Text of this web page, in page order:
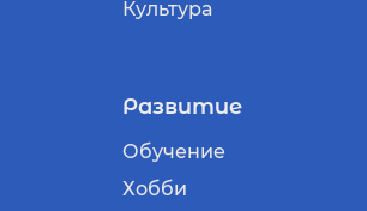
Культура
Развитие
Обучение
Хобби